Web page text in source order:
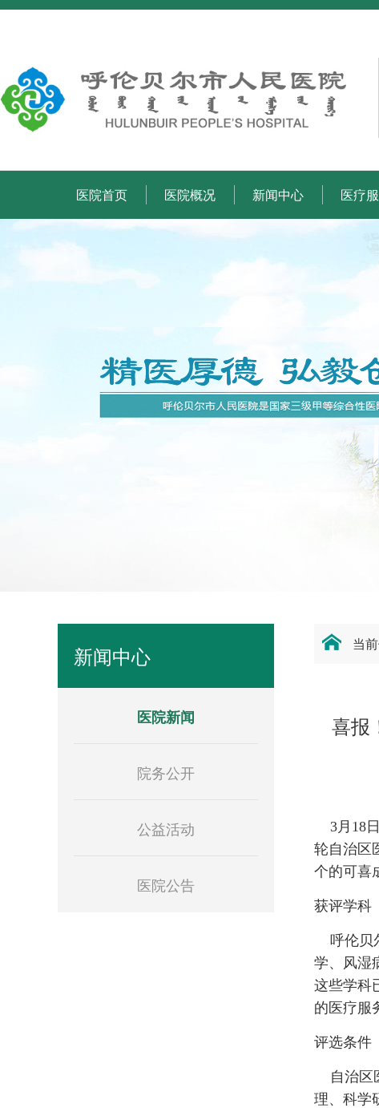
医院首页 医院概况 新闻中心 医疗
新闻中心
医院新闻
院务公开
公益活动
医院公告
当
喜报
3月18日
轮自治区
个的可喜
获评学科
呼伦贝
学、风湿
这些学科
的医疗服
评选条件
自治区
理、科学